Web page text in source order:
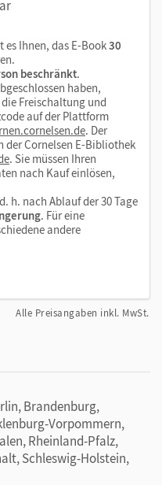
es Ihnen, das E-Book30
beschränkt.
haben,
Freischaltung und
auf der Plattform
. Der
der Cornelsen E-Bibliothek
. Sie müssen Ihren
nach Kauf einlösen,
h. nach Ablauf der 30 Tage
. Für eine
andere
Alle Preisangaben inkl. MwSt.
Brandenburg,
Vorpommern,
Rheinland-Pfalz,
Schleswig-Holstein,